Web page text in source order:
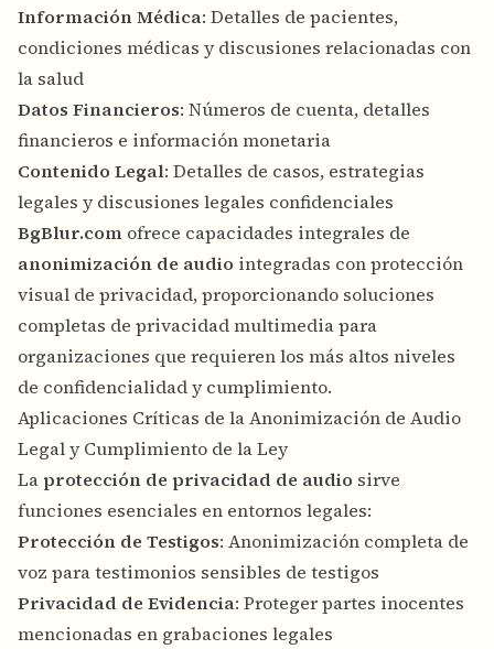
Información Médica: Detalles de pacientes,
condiciones médicas y discusiones relacionadas con
la salud
Datos Financieros: Números de cuenta, detalles
financieros e información monetaria
Contenido Legal: Detalles de casos, estrategias
legales y discusiones legales confidenciales
BgBlur.com ofrece capacidades integrales de
anonimización de audio integradas con protección
visual de privacidad, proporcionando soluciones
completas de privacidad multimedia para
organizaciones que requieren los más altos niveles
de confidencialidad y cumplimiento.
Aplicaciones Críticas de la Anonimización de Audio
Legal y Cumplimiento de la Ley
La protección de privacidad de audio sirve
funciones esenciales en entornos legales:
Protección de Testigos: Anonimización completa de
voz para testimonios sensibles de testigos
Privacidad de Evidencia: Proteger partes inocentes
mencionadas en grabaciones legales